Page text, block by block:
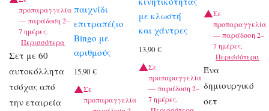
προπαραγγελία
— παράδοση 2–
7 ημέρες.
Περισσότερα
Σετ με 60
αυτοκόλλητα
τσόχας από
την εταιρεία
παιχνίδι
επιτραπέζιο
Bingo με
αριθμούς
15,90€
Σε
προπαραγγελία
με κλωστή
και χάντρες
13,90€
Σε
προπαραγγελία
— παράδοση 2–
7 ημέρες.
Σε
προπαραγγελία
— παράδοση 2–
7 ημέρες.
Περισσότερα
Ένα
δημιουργικό
σετ